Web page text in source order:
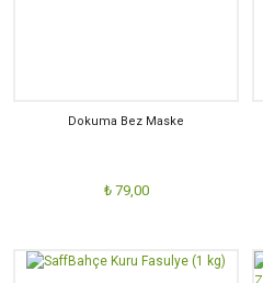
Dokuma Bez Maske
₺ 79,00